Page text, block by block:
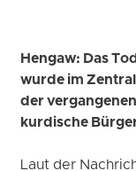
Hengaw: Das
wurde im
der
kurdische
Laut der